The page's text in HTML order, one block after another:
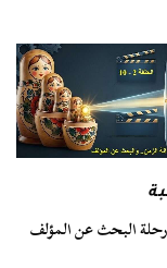
البحث عن المؤلف